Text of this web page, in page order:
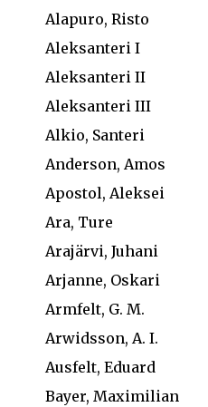
Alapuro, Risto
Aleksanteri I
Aleksanteri II
Aleksanteri III
Alkio, Santeri
Anderson, Amos
Apostol, Aleksei
Ara, Ture
Arajärvi, Juhani
Arjanne, Oskari
Armfelt, G. M.
Arwidsson, A. I.
Ausfelt, Eduard
Bayer, Maximilian